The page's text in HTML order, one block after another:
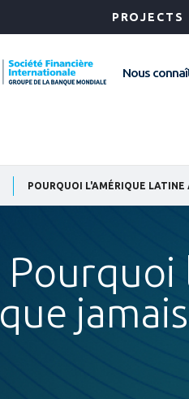
PROJECTS
Nous
POURQUOI L'AMÉRIQUE LATINE
Pourquoi
que